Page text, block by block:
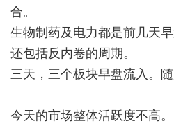
合。
生物制药及电力都是前几天
还包括反内卷的周期。
三天，三个板块早盘流入。
今天的市场整体活跃度不高。